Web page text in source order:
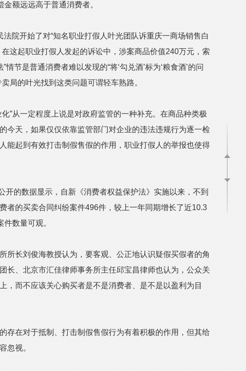
金额远远高于普通消费者。
开始了对“知名职业打假人叶光团队诉重庆一商场销售白
这起职业打假人发起的诉讼中，涉案商品价值240万元，索
节是普通消费者难以发现的“将‘勾兑酒’标为‘粮食酒’的问
局的叶光找到这类问题可谓轻车熟路。
从一定程度上说是对政府监管的一种补充。在商品种类极
今天，如果仅仅依靠监管部门对企业的违法违规行为逐一检
能起到有效打击制假售假的作用，职业打假人的举报也使得
的数据显示，自新《消费者权益保护法》实施以来，不到
者的买卖合同纠纷案件496件，较上一年同期增长了近10.3
件数量可观。
长刘俊海教授认为，要客观、公正地认识疑假买假者的角
长、北京市汇佳律师事务所主任邱宝昌律师也认为，公众关
，而不应该关心购买者是不是消费者、是不是以盈利为目
在对于抵制、打击制假售假行为有着积极的作用，但其给
忽视。